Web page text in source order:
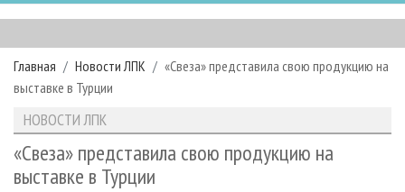
ГЛАВНАЯ
РУБРИКИ И ТЕМЫ
РУБРИКИ ЖУРНАЛА
ЛЕСОЗАГОТОВКА
ЛЕСОПИЛЕНИЕ
НОВОСТИ
НОВОСТИ ЛПК
НОВОСТИ ЖУРНАЛА
ПРОЕКТЫ ЛПИ
АНАЛИТИКА
ПРЕДПРИЯТИЯ ЛПК
АРХИВ
АРХИВ ЖУРНАЛОВ
О ЖУРНАЛЕ
Главная Новости ЛПК
«Свеза» представила свою продукцию на
выставке в Турции
НОВОСТИ ЛПК
«Свеза» представила свою продукцию на
выставке в Турции